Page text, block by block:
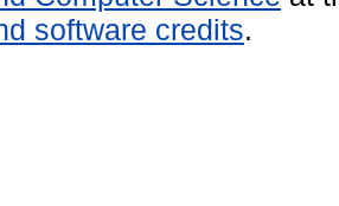
software credits.